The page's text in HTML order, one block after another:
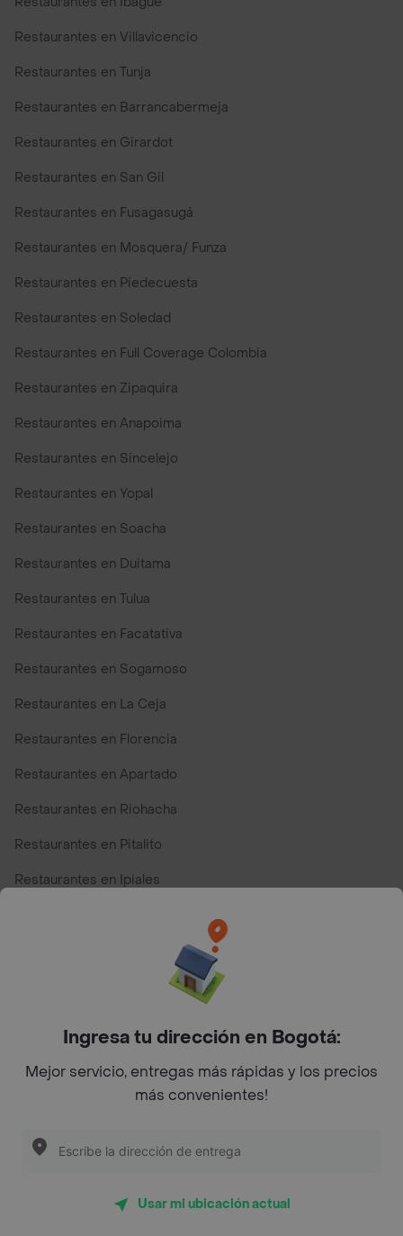
Restaurantes en Villavicencio
Restaurantes en Tunja
Restaurantes en Barrancabermeja
Restaurantes en Girardot
Restaurantes en San Gil
Restaurantes en Fusagasugá
Restaurantes en Mosquera/ Funza
Restaurantes en Piedecuesta
Restaurantes en Soledad
Restaurantes en Full Coverage Colombia
Restaurantes en Zipaquira
Restaurantes en Anapoima
Restaurantes en Sincelejo
Restaurantes en Yopal
Restaurantes en Soacha
Restaurantes en Duitama
Restaurantes en Tulua
Restaurantes en Facatativa
Restaurantes en Sogamoso
Restaurantes en La Ceja
Restaurantes en Florencia
Restaurantes en Apartado
Restaurantes en Riohacha
Restaurantes en Pitalito
Restaurantes en Ipiales
Top Marcas y Cadenas de Restaurantes
Encuéntranos en estos países
App Store Google play
Restaurantes cerca de mi para pedir Comida a Domicilio -
Ingresa tu dirección en Bogotá:
Mejor servicio, entregas más rápidas y los precios
más convenientes!
Usar mi ubicación actual